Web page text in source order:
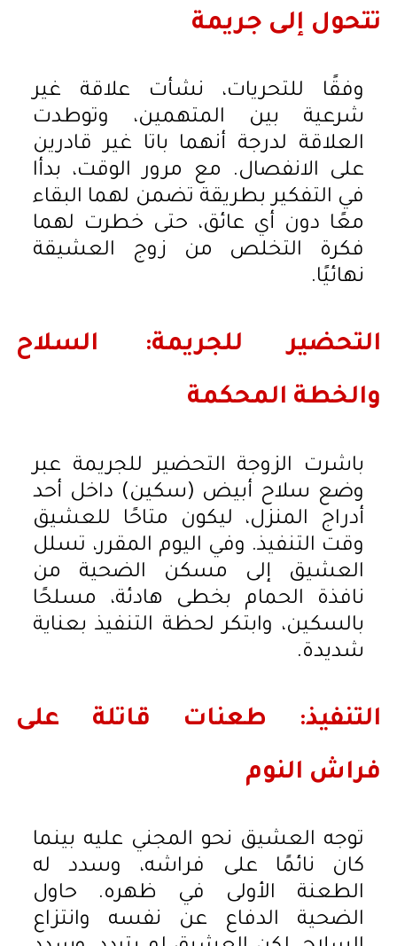
تتحول إلى جريمة
وفقًا للتحريات، نشأت علاقة غير
شرعية بين المتهمين، وتوطدت
العلاقة لدرجة أنهما باتا غير قادرين
على الانفصال. مع مرور الوقت، بدأا
في التفكير بطريقة تضمن لهما البقاء
معًا دون أي عائق، حتى خطرت لهما
فكرة التخلص من زوج العشيقة
نهائيًا.
التحضير للجريمة: السلاح
والخطة المحكمة
باشرت الزوجة التحضير للجريمة عبر
وضع سلاح أبيض (سكين) داخل أحد
أدراج المنزل، ليكون متاحًا للعشيق
وقت التنفيذ. وفي اليوم المقرر، تسلل
العشيق إلى مسكن الضحية من
نافذة الحمام بخطى هادئة، مسلحًا
بالسكين، وابتكر لحظة التنفيذ بعناية
شديدة.
التنفيذ: طعنات قاتلة على
فراش النوم
توجه العشيق نحو المجني عليه بينما
كان نائمًا على فراشه، وسدد له
الطعنة الأولى في ظهره. حاول
الضحية الدفاع عن نفسه وانتزاع